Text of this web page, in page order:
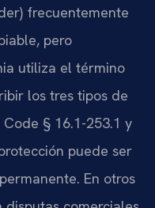
frecuentemente
pero
utiliza el término
los tres tipos de
§ 16.1-253.1 y
puede ser
En otros